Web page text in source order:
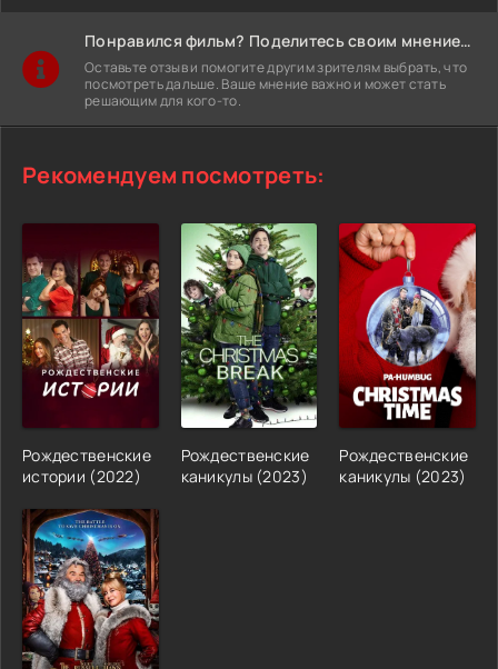
Понравился фильм? Поделитесь своим мнением!
Оставьте отзыв и помогите другим зрителям выбрать, что
посмотреть дальше. Ваше мнение важно и может стать
решающим для кого-то.
Рекомендуем посмотреть:
Рождественские
истории (2022)
Рождественские
каникулы (2023)
Рождественские
каникулы (2023)